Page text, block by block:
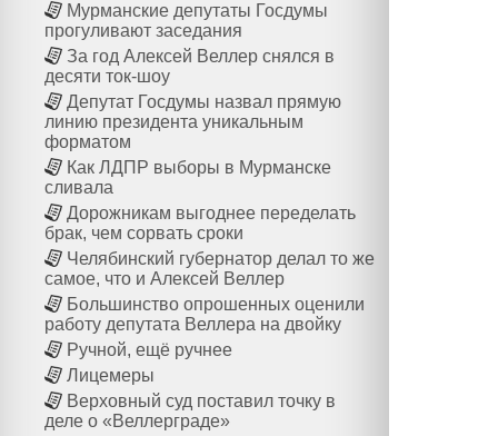
Мурманские депутаты Госдумы
прогуливают заседания
За год Алексей Веллер снялся в
десяти ток-шоу
Депутат Госдумы назвал прямую
линию президента уникальным
форматом
Как ЛДПР выборы в Мурманске
сливала
Дорожникам выгоднее переделать
брак, чем сорвать сроки
Челябинский губернатор делал то же
самое, что и Алексей Веллер
Большинство опрошенных оценили
работу депутата Веллера на двойку
Ручной, ещё ручнее
Лицемеры
Верховный суд поставил точку в
деле о «Веллерграде»